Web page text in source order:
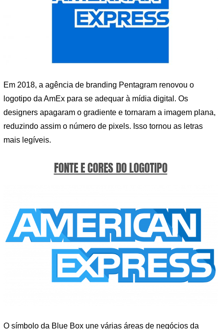
Em 2018, a agência de branding Pentagram renovou o
logotipo da AmEx para se adequar à mídia digital. Os
designers apagaram o gradiente e tornaram a imagem plana,
reduzindo assim o número de pixels. Isso tornou as letras
mais legíveis.
FONTE E CORES DO LOGOTIPO
O símbolo da Blue Box une várias áreas de negócios da